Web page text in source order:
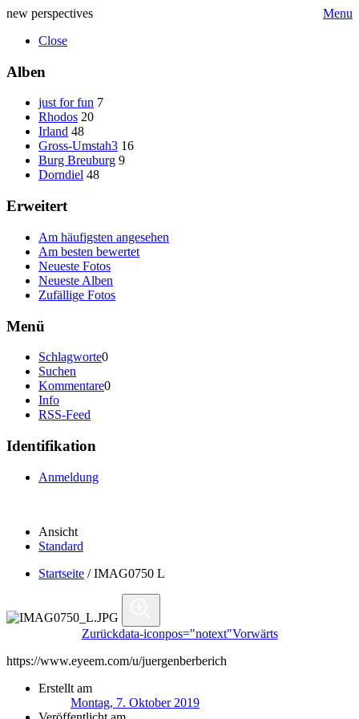
new perspectives
Menu
Close
Alben
just for fun 7
Rhodos 20
Irland 48
Gross-Umstah3 16
Burg Breuburg 9
Dorndiel 48
Erweitert
Am häufigsten angesehen
Am besten bewertet
Neueste Fotos
Neueste Alben
Zufällige Fotos
Menü
Schlagworte0
Suchen
Kommentare0
Info
RSS-Feed
Identifikation
Anmeldung
Ansicht
Standard
Startseite /IMAG0750 L
Zurückdata-iconpos="notext"Vorwärts
https://www.eyeem.com/u/juergenberberich
Erstellt am
Montag, 7. Oktober 2019